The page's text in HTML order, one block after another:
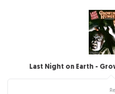
Polecam wszystkim
Last Night on Earth -